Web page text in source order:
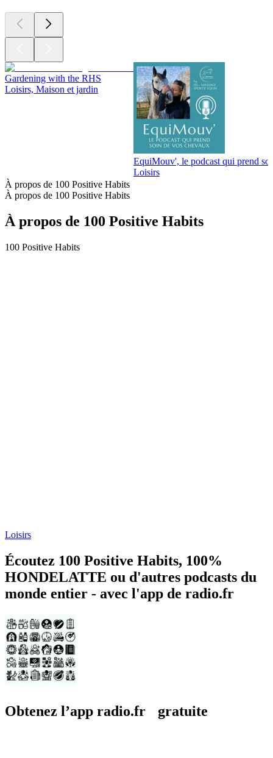
Gardening with the RHS
Loisirs, Maison et jardin
EquiMouv', le podcast qui prend
Loisirs
À propos de 100 Positive Habits
À propos de 100 Positive Habits
À propos de 100 Positive Habits
100 Positive Habits
Loisirs
Écoutez 100 Positive Habits, 100%
HONDELATTE ou d'autres podcasts du
monde entier - avec l'app de radio.fr
Obtenez l’app radio.fr gratuite